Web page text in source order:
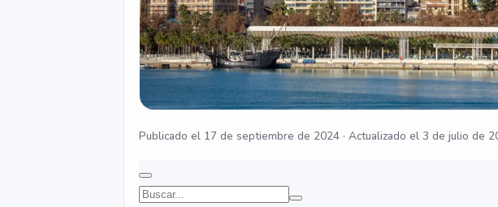
Publicado el 17 de septiembre de 2024 · Actualizado el 3 de julio de